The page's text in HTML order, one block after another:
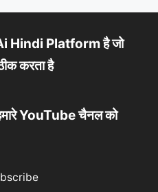
Hindi Platform है जो
करता है
YouTube चैनल को